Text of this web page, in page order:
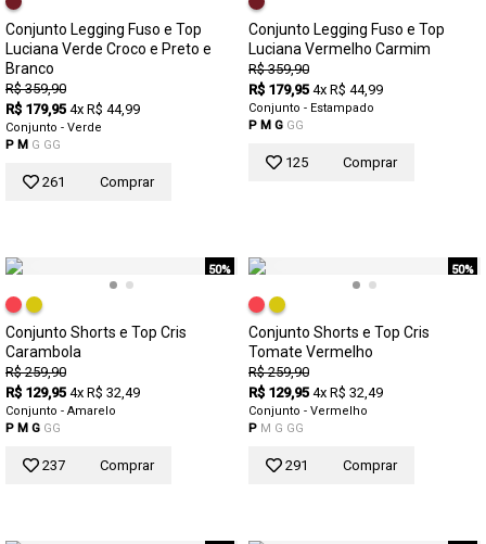
Conjunto Legging Fuso e Top
Luciana Verde Croco e Preto e
Branco
R$ 359,90
R$ 179,95 4x R$ 44,99
Conjunto - Verde
P M G GG
261 Comprar
Conjunto Legging Fuso e Top
Luciana Vermelho Carmim
R$ 359,90
R$ 179,95 4x R$ 44,99
Conjunto - Estampado
P M G GG
125 Comprar
50%
Conjunto Shorts e Top Cris
Carambola
R$ 259,90
R$ 129,95 4x R$ 32,49
Conjunto - Amarelo
P M G GG
237 Comprar
50%
Conjunto Shorts e Top Cris
Tomate Vermelho
R$ 259,90
R$ 129,95 4x R$ 32,49
Conjunto - Vermelho
P M G GG
291 Comprar